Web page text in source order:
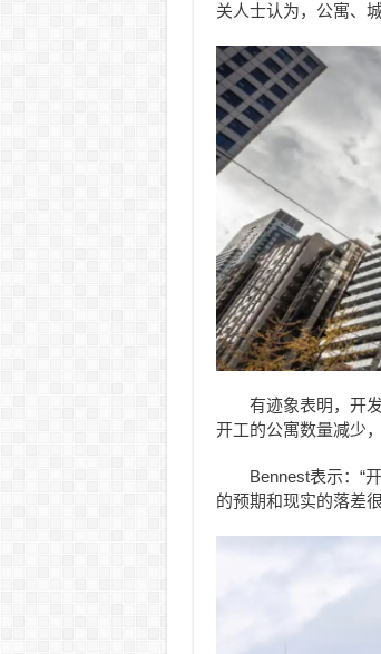
关人士认为，公寓、
有迹象表明， 开
开工的公寓数量减少
Bennest表示：“
的预期和现实的落差